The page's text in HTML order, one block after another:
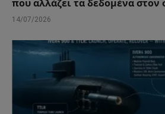
που αλλάζει τα δεδομένα
14/07/2026